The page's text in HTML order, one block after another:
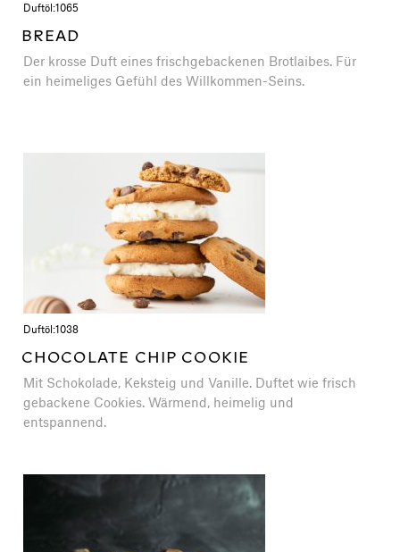
Duftöl:1065
BREAD
Der krosse Duft eines frischgebackenen Brotlaibes. Für
ein heimeliges Gefühl des Willkommen-Seins.
Duftöl:1038
CHOCOLATE CHIP COOKIE
Mit Schokolade, Keksteig und Vanille. Duftet wie frisch
gebackene Cookies. Wärmend, heimelig und
entspannend.